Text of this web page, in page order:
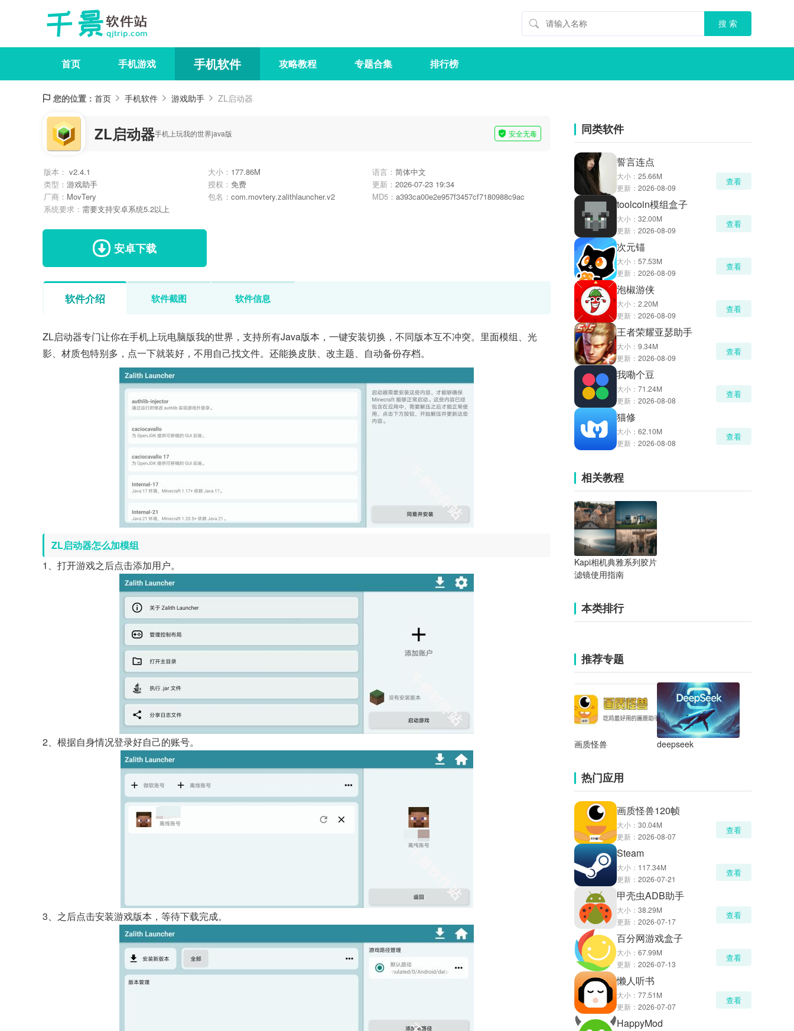
首页 手机游戏 手机软件 攻略教程 专题合集 排行榜
您的位置： 首页 手机软件 游戏助手 ZL启动器
ZL启动器手机上玩我的世界java版 安全无毒
版本： v2.4.1 大小： 177.86M 语言： 简体中文
类型： 游戏助手 授权： 免费 更新： 2026-07-23 19:34
厂商： MovTery 包名： com.movtery.zalithlauncher.v2 MD5： a393ca00e2e957f3457cf7180988c9ac
系统要求： 需要支持安卓系统5.2以上
安卓下载
软件介绍 软件截图 软件信息
ZL启动器专门让你在手机上玩电脑版我的世界，支持所有Java版本，一键安装切换，不同版本互不冲突。里面模组、光
影、材质包特别多，点一下就装好，不用自己找文件。还能换皮肤、改主题、自动备份存档。
ZL启动器怎么加模组
1、打开游戏之后点击添加用户。
2、根据自身情况登录好自己的账号。
3、之后点击安装游戏版本，等待下载完成。
同类软件
誓言连点
大小： 25.66M
更新： 2026-08-09
查看
toolcoin模组盒子
大小： 32.00M
更新： 2026-08-09
查看
次元锚
大小： 57.53M
更新： 2026-08-09
查看
泡椒游侠
大小： 2.20M
更新： 2026-08-09
查看
王者荣耀亚瑟助手
大小： 9.34M
更新： 2026-08-09
查看
我嘞个豆
大小： 71.24M
更新： 2026-08-08
查看
猫修
大小： 62.10M
更新： 2026-08-08
查看
相关教程
Kapi相机典雅系列胶片
滤镜使用指南
本类排行
推荐专题
画质怪兽 deepseek
热门应用
画质怪兽120帧
大小： 30.04M
更新： 2026-08-07
查看
Steam
大小： 117.34M
更新： 2026-07-21
查看
甲壳虫ADB助手
大小： 38.29M
更新： 2026-07-17
查看
百分网游戏盒子
大小： 67.99M
更新： 2026-07-13
查看
懒人听书
大小： 77.51M
更新： 2026-07-07
查看
HappyMod